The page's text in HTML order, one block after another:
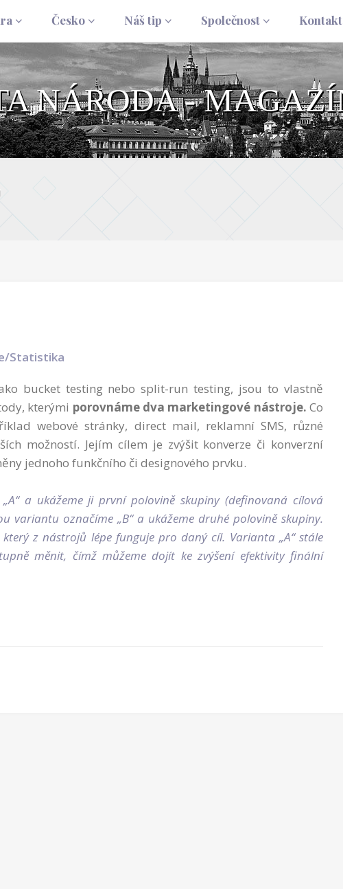
Česko Náš tip Společnost Kontakt
NÁRODA -
Statistika
bucket testing nebo split-run testing, jsou to vlastně
kterými porovnáme dva marketingové nástroje. Co
webové stránky, direct mail, reklamní SMS, různé
možností. Jejím cílem je zvýšit konverze či konverzní
jednoho funkčního či designového prvku.
a ukážeme ji první polovině skupiny (definovaná cílová
variantu označíme „B“ a ukážeme druhé polovině skupiny.
z nástrojů lépe funguje pro daný cíl. Varianta „A“ stále
měnit, čímž můžeme dojít ke zvýšení efektivity finální